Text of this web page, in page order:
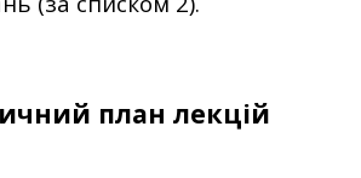
план лекцій